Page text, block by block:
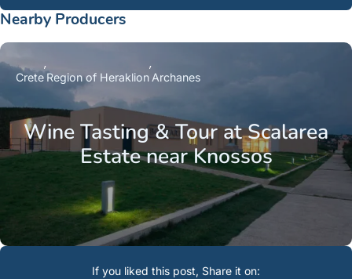
Nearby Producers
Wine Tasting & Tour at Scalarea
Estate near Knossos
Crete Region of Heraklion Archanes
If you liked this post, Share it on: